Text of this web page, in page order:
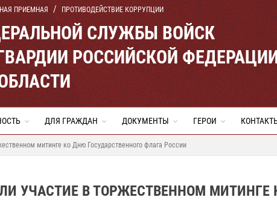
ПРИЕМНАЯ ПРОТИВОДЕЙСТВИЕ КОРРУПЦИИ
СЛУЖБЫ ВОЙСК
РОССИЙСКОЙ
ДЛЯ ГРАЖДАН ДОКУМЕНТЫ ГЕРОИ
митинге ко Дню Государственного флага России
УЧАСТИЕ В ТОРЖЕСТВЕННОМ МИТИНГЕ